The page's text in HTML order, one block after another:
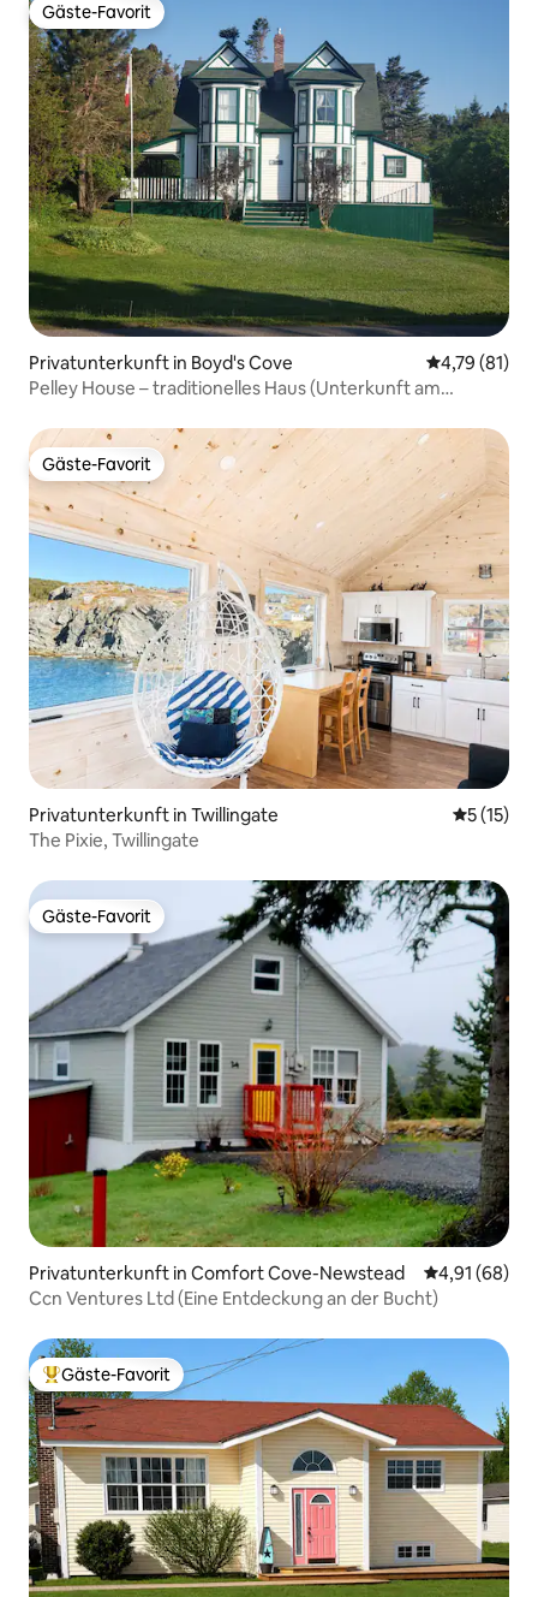
Gäste-Favorit
Gäste-Favorit
Privatunterkunft in Boyd's Cove
4,79 (81)
Pelley House – traditionelles Haus (Unterkunft am
Gäste-Favorit
Gäste-Favorit
Privatunterkunft in Twillingate
5 (15)
The Pixie, Twillingate
Gäste-Favorit
Gäste-Favorit
Privatunterkunft in Comfort Cove-Newstead
4,91 (68)
Ccn Ventures Ltd (Eine Entdeckung an der Bucht)
Beliebter Gäste-Favorit.
Gäste-Favorit